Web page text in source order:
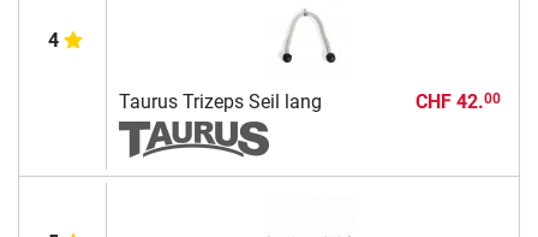
4
Taurus Trizeps Seil lang CHF 42.00